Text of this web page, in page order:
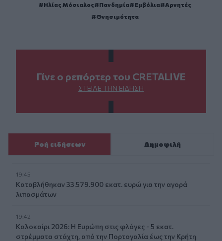
Ηλίας Μόσιαλος Πανδημία Εμβόλια
Αρνητές
Θνησιμότητα
Γίνε ο ρεπόρτερ του CRETALIVE
ΣΤΕΊΛΕ ΤΗΝ ΕΊΔΗΣΗ
Ροή ειδήσεων Δημοφιλή
19:45
Καταβλήθηκαν 33.579.900 εκατ. ευρώ για την αγορά
λιπασμάτων
19:42
Καλοκαίρι 2026: Η Ευρώπη στις φλόγες - 5 εκατ.
στρέμματα στάχτη, από την Πορτογαλία έως την Κρήτη